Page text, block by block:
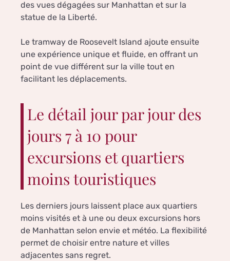
des vues dégagées sur Manhattan et sur la
statue de la Liberté.
Le tramway de Roosevelt Island ajoute ensuite
une expérience unique et fluide, en offrant un
point de vue différent sur la ville tout en
facilitant les déplacements.
Le détail jour par jour des
jours 7 à 10 pour
excursions et quartiers
moins touristiques
Les derniers jours laissent place aux quartiers
moins visités et à une ou deux excursions hors
de Manhattan selon envie et météo. La flexibilité
permet de choisir entre nature et villes
adjacentes sans regret.